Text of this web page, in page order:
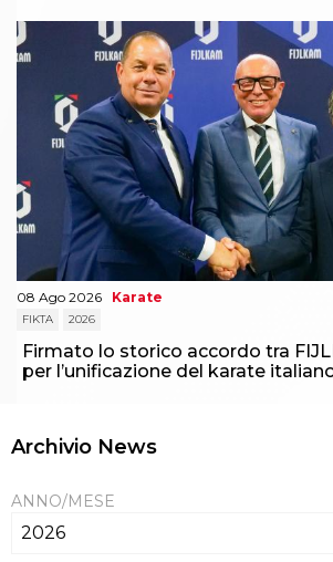
08 Ago 2026 Karate
FIKTA 2026
Firmato lo storico accordo tra
per l’unificazione del karate
Archivio News
ANNO/MESE
2026